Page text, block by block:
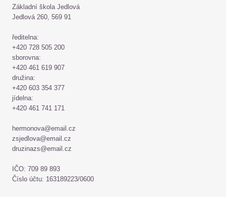
Základní škola Jedlová
Jedlová 260, 569 91
ředitelna:
+420 728 505 200
sborovna:
+420 461 619 907
družina:
+420 603 354 377
jídelna:
+420 461 741 171
hermonova@email.cz
zsjedlova@email.cz
druzinazs@email.cz
IČO: 709 89 893
Číslo účtu: 163189223/0600